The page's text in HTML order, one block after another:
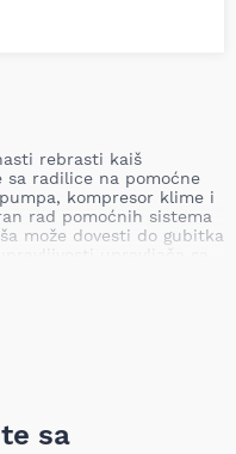
rebrasti kaiš
sa radilice na pomoćne
kompresor klime i
rad pomoćnih sistema
može dovesti do gubitka
klime ili oštećenja
PK/klinastog kaiša
naprednih materijala
što obezbeđuje
sa